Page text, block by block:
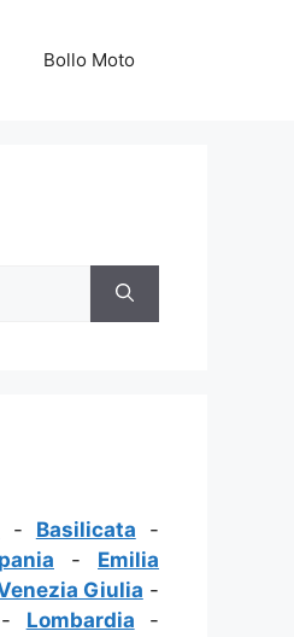
Bollo Moto
- Basilicata -
- Emilia
Giulia -
Lombardia -